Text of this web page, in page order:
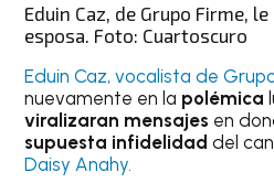
Eduin Caz, de Grupo Firme,
esposa. Foto: Cuartoscuro
Eduin Caz, vocalista de
nuevamente en la polémica
viralizaran mensajes en
supuesta infidelidaddel
Daisy Anahy.